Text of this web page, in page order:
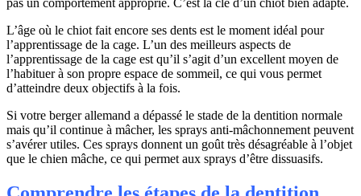
pas un comportement approprié. C’est la clé d’un chiot bien adapté.
L’âge où le chiot fait encore ses dents est le moment idéal pour
l’apprentissage de la cage. L’un des meilleurs aspects de
l’apprentissage de la cage est qu’il s’agit d’un excellent moyen de
l’habituer à son propre espace de sommeil, ce qui vous permet
d’atteindre deux objectifs à la fois.
Si votre berger allemand a dépassé le stade de la dentition normale
mais qu’il continue à mâcher, les sprays anti-mâchonnement peuvent
s’avérer utiles. Ces sprays donnent un goût très désagréable à l’objet
que le chien mâche, ce qui permet aux sprays d’être dissuasifs.